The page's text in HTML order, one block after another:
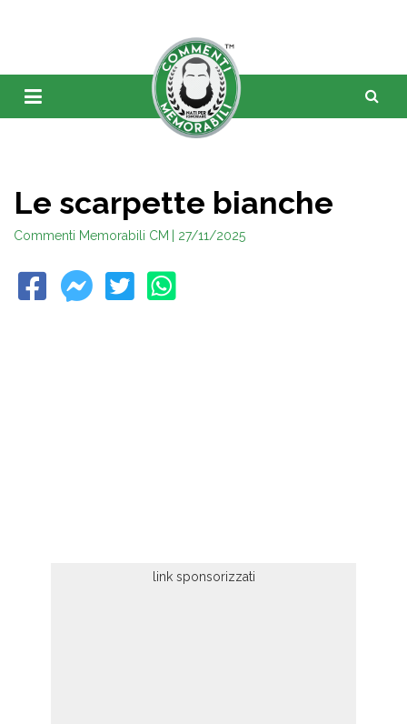
Le scarpette bianche
Commenti Memorabili CM | 27/11/2025